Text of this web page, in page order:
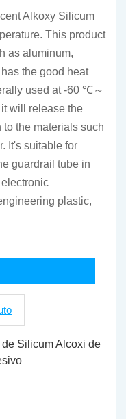
Alkoxy Silicum
This product
as aluminum,
the good heat
used at -60 ℃～
will release the
the materials such
It's suitable for
guardrail tube in
plastic,